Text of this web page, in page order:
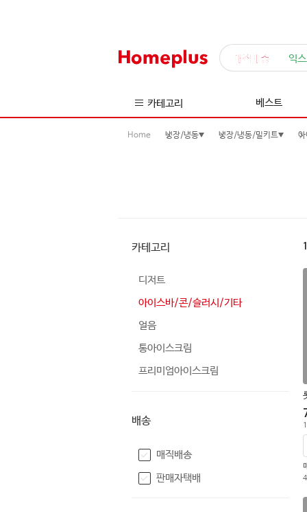
매직배송 익
카테고리 베스트
Home 냉장/냉동 냉장/냉동/밀키트
카테고리
디저트
아이스바/콘/슬러시/기타
얼음
통아이스크림
프리미엄아이스크림
배송
매직배송
판매자택배